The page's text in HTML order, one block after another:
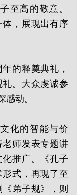
至高的敬意。
，展现出有序
的释奠典礼，
。大众虔诚参
感动。
化的智能与价
师发表专题讲
推广。《孔子
式，再现了至
弟子规》，则